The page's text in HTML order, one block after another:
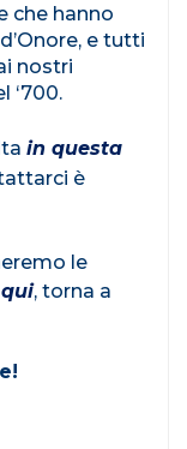
che hanno
e tutti
nostri
‘700.
in questa
è
le
qui, torna a